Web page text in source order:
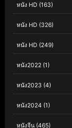
หนัง HD (163)
หนัง HD (326)
หนัง HD (249)
หนัง2022 (1)
หนัง2023 (4)
หนัง2024 (1)
หนังจีน (465)